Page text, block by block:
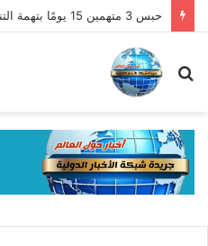
حبس 3 متهمين 15 يومًا بتهمة التنقيب عن الآثار داخل منزل في قنا
بحث